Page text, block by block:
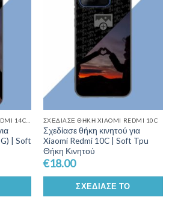
| Soft
Wishlist
ΣΧΕΔΊΑΣΕ ΘΉΚΗ XIAOMI REDMI 10C
Σχεδίασε θήκη κινητού για
Xiaomi Redmi 10C | Soft Tpu
Θήκη Κινητού
€18.00
ΣΧΕΔΊΑΣΕ ΤΟ